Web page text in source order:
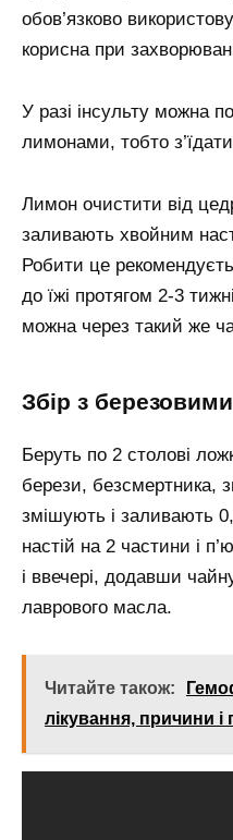
обов’язково
корисна при
У разі інсульту можна
лимонами, тобто
Лимон очистити від
заливають хвойним
Робити це
до їжі протягом 2-3
можна через такий же
Збір з
Беруть по 2 столові
берези, безсмертника,
змішують і заливають
настій на 2 частини і
і ввечері, додавши
лаврового масла.
Читайте також:
лікування, причини і